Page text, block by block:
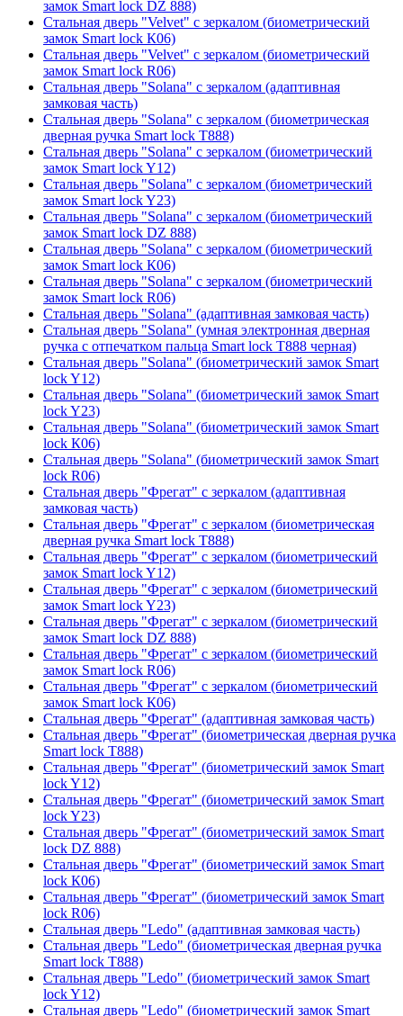
замок Smart lock DZ 888)
Стальная дверь "Velvet" с зеркалом (биометрический
замок Smart lock К06)
Стальная дверь "Velvet" с зеркалом (биометрический
замок Smart lock R06)
Стальная дверь "Solana" с зеркалом (адаптивная
замковая часть)
Стальная дверь "Solana" с зеркалом (биометрическая
дверная ручка Smart lock T888)
Стальная дверь "Solana" с зеркалом (биометрический
замок Smart lock Y12)
Стальная дверь "Solana" с зеркалом (биометрический
замок Smart lock Y23)
Стальная дверь "Solana" с зеркалом (биометрический
замок Smart lock DZ 888)
Стальная дверь "Solana" с зеркалом (биометрический
замок Smart lock К06)
Стальная дверь "Solana" с зеркалом (биометрический
замок Smart lock R06)
Стальная дверь "Solana" (адаптивная замковая часть)
Стальная дверь "Solana" (умная электронная дверная
ручка с отпечатком пальца Smart lock T888 черная)
Стальная дверь "Solana" (биометрический замок Smart
lock Y12)
Стальная дверь "Solana" (биометрический замок Smart
lock Y23)
Стальная дверь "Solana" (биометрический замок Smart
lock К06)
Стальная дверь "Solana" (биометрический замок Smart
lock R06)
Стальная дверь "Фрегат" с зеркалом (адаптивная
замковая часть)
Стальная дверь "Фрегат" с зеркалом (биометрическая
дверная ручка Smart lock T888)
Стальная дверь "Фрегат" с зеркалом (биометрический
замок Smart lock Y12)
Стальная дверь "Фрегат" с зеркалом (биометрический
замок Smart lock Y23)
Стальная дверь "Фрегат" с зеркалом (биометрический
замок Smart lock DZ 888)
Стальная дверь "Фрегат" с зеркалом (биометрический
замок Smart lock R06)
Стальная дверь "Фрегат" с зеркалом (биометрический
замок Smart lock К06)
Стальная дверь "Фрегат" (адаптивная замковая часть)
Стальная дверь "Фрегат" (биометрическая дверная ручка
Smart lock T888)
Стальная дверь "Фрегат" (биометрический замок Smart
lock Y12)
Стальная дверь "Фрегат" (биометрический замок Smart
lock Y23)
Стальная дверь "Фрегат" (биометрический замок Smart
lock DZ 888)
Стальная дверь "Фрегат" (биометрический замок Smart
lock К06)
Стальная дверь "Фрегат" (биометрический замок Smart
lock R06)
Стальная дверь "Ledo" (адаптивная замковая часть)
Стальная дверь "Ledo" (биометрическая дверная ручка
Smart lock T888)
Стальная дверь "Ledo" (биометрический замок Smart
lock Y12)
Стальная дверь "Ledo" (биометрический замок Smart